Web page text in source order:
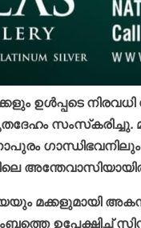
ഉള്‍പ്പടെ
ഗാന്ധിഭവനിലും
മക്കളുമായി
ഉപേക്ഷിച്ച്